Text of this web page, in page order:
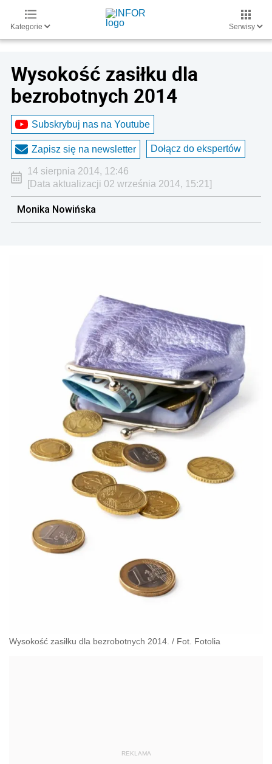
Kategorie Serwisy
Wysokość zasiłku dla
bezrobotnych 2014
Subskrybuj nas na Youtube
Zapisz się na newsletter Dołącz do ekspertów
14 sierpnia 2014, 12:46
[Data aktualizacji 02 września 2014, 15:21]
Monika Nowińska
Wysokość zasiłku dla bezrobotnych 2014. / Fot. Fotolia